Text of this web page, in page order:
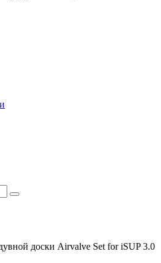
доски Airvalve Set for iSUP 3.0